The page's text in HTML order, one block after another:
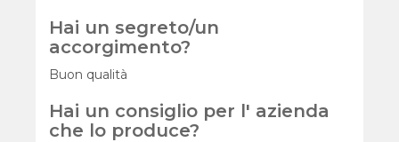
Hai un segreto/un
accorgimento?
Buon qualità
Hai un consiglio per l' azienda
che lo produce?